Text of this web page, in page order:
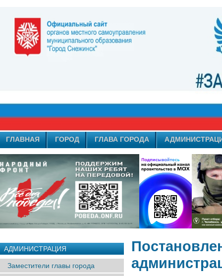
ГЛАВНАЯ ГОРОД ГЛАВА ГОРОДА
АДМИНИСТРАЦИЯ
Заместители главы города